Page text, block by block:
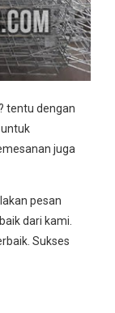
tentu dengan
juga
pesan
dari kami.
Sukses